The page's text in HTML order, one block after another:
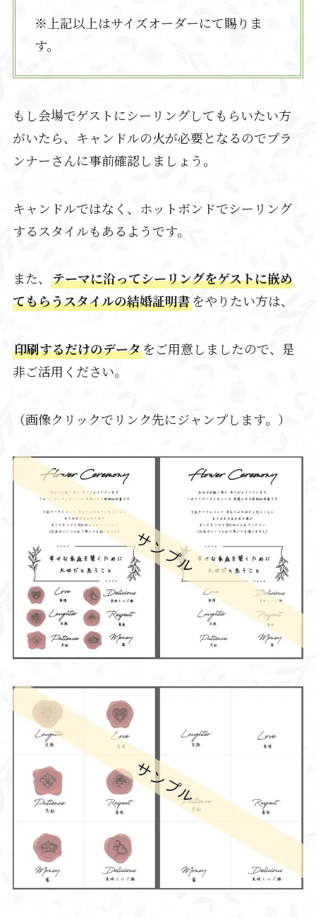
※上記以上はサイズオーダーにて賜りま
す。
もし会場でゲストにシーリングしてもらいたい方
がいたら、キャンドルの火が必要となるのでプラ
ンナーさんに事前確認しましょう。
キャンドルではなく、ホットボンドでシーリング
するスタイルもあるようです。
また、 テーマに沿ってシーリングをゲストに嵌め
てもらうスタイルの結婚証明書をやりたい方は、
印刷するだけのデータをご用意しましたので、是
非ご活用ください。
（画像クリックでリンク先にジャンプします。）